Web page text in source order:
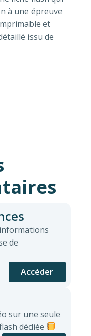
à une épreuve
et
issu de
informations
de
Accéder
sur une seule
dédiée